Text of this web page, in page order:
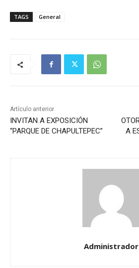
TAGS General
Artículo anterior
INVITAN A EXPOSICIÓN
“PARQUE DE CHAPULTEPEC”
A
Administrador